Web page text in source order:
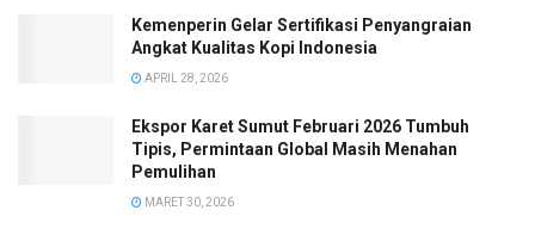
Kemenperin Gelar Sertifikasi Penyangraian
Angkat Kualitas Kopi Indonesia
APRIL 28, 2026
Ekspor Karet Sumut Februari 2026 Tumbuh
Tipis, Permintaan Global Masih Menahan
Pemulihan
MARET 30, 2026